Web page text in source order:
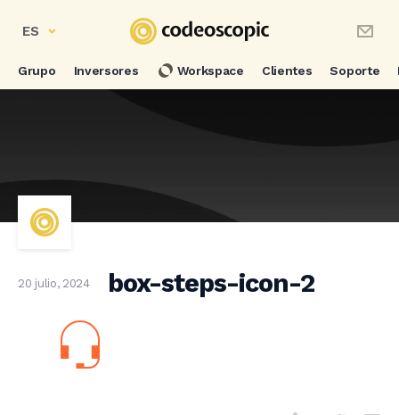
ES
Grupo Inversores Workspace Clientes Soporte
20 julio, 2024 box-steps-icon-2